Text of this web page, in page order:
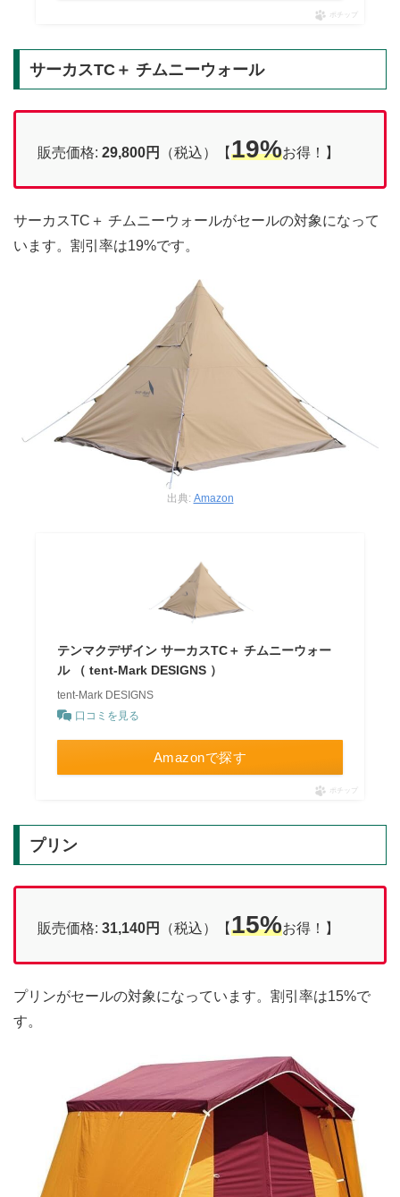
ポチップ
サーカスTC＋ チムニーウォール
販売価格: 29,800円 （税込）【19%お得！】
サーカスTC＋ チムニーウォールがセールの対象になって
います。割引率は19%です。
出典: Amazon
テンマクデザイン サーカスTC＋ チムニーウォー
ル （ tent-Mark DESIGNS ）
tent-Mark DESIGNS
口コミを見る
Amazonで探す
ポチップ
プリン
販売価格: 31,140円 （税込）【15%お得！】
プリンがセールの対象になっています。割引率は15%で
す。